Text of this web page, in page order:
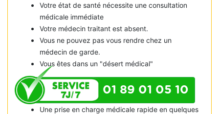
Votre état de santé nécessite une consultation
médicale immédiate
Votre médecin traitant est absent.
Vous ne pouvez pas vous rendre chez un
médecin de garde.
Vous êtes dans un "désert médical"
01 89 01 05 10
Une prise en charge médicale rapide en quelques